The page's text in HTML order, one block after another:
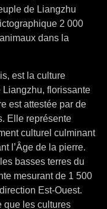
de Liangzhu
2 000
dans la
est la culture
Liangzhu, florissante
est attestée par de
Elle représente
culturel culminant
l’Âge de la pierre.
basses terres du
mesurant de 1 500
Est-Ouest.
que les cultures